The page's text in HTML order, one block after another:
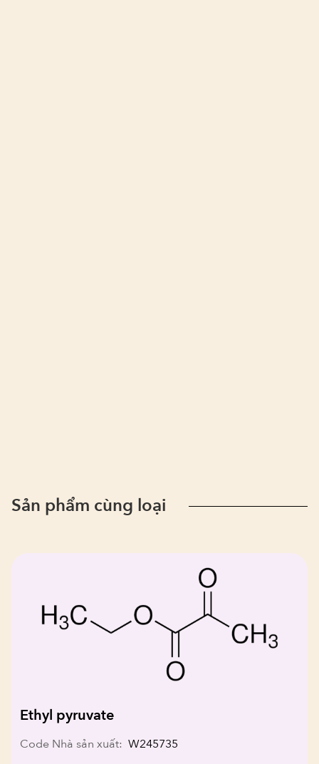
Sản phẩm cùng loại
Ethyl pyruvate
Code Nhà sản xuất: W245735